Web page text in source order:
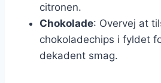
citronen.
Chokolade: Overvej at
chokoladechips i fyldet
dekadent smag.